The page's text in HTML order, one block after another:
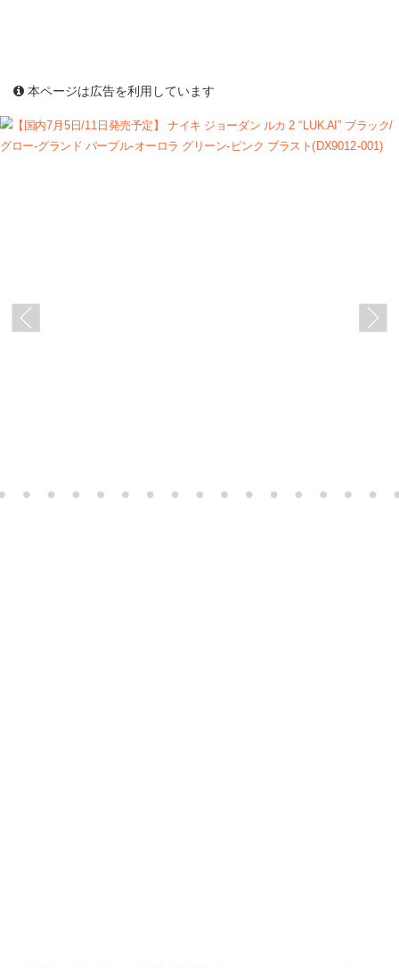
本ページは広告を利用しています